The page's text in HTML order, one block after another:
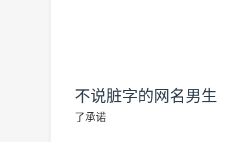
不说脏字的网名男生
了承诺